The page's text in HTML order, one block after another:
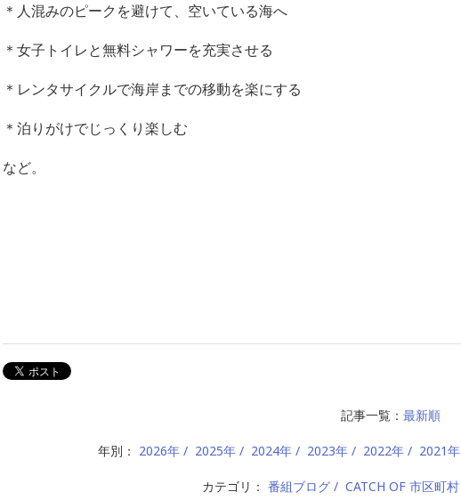
＊人混みのピークを避けて、空いている海へ
＊女子トイレと無料シャワーを充実させる
＊レンタサイクルで海岸までの移動を楽にする
＊泊りがけでじっくり楽しむ
など。
記事一覧： 最新順
年別： 2026年 2025年 2024年 2023年 2022年 2021年
カテゴリ： 番組ブログ CATCH OF 市区町村